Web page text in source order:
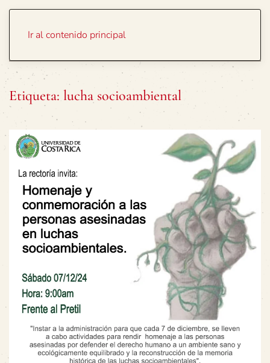
Ir al contenido principal
Etiqueta: lucha socioambiental